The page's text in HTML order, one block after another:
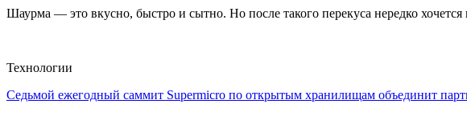
Шаурма — это вкусно, быстро и сытно. Но после такого перекуса нередко
Технологии
Седьмой ежегодный саммит Supermicro по открытым хранилищам объединит